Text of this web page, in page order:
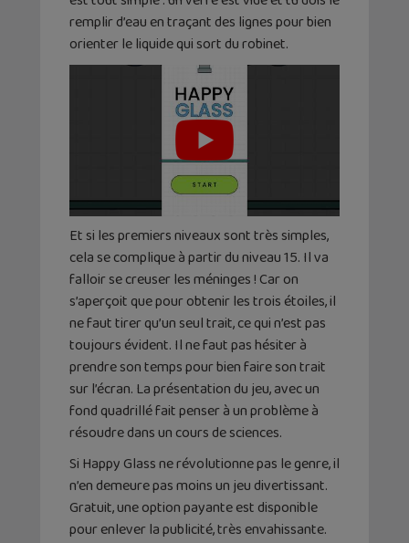
remplir d’eau en traçant des lignes pour bien
orienter le liquide qui sort du robinet.
Et si les premiers niveaux sont très simples,
cela se complique à partir du niveau 15. Il va
falloir se creuser les méninges ! Car on
s’aperçoit que pour obtenir les trois étoiles, il
ne faut tirer qu’un seul trait, ce qui n’est pas
toujours évident. Il ne faut pas hésiter à
prendre son temps pour bien faire son trait
sur l’écran. La présentation du jeu, avec un
fond quadrillé fait penser à un problème à
résoudre dans un cours de sciences.
Si Happy Glass ne révolutionne pas le genre, il
n’en demeure pas moins un jeu divertissant.
Gratuit, une option payante est disponible
pour enlever la publicité, très envahissante.